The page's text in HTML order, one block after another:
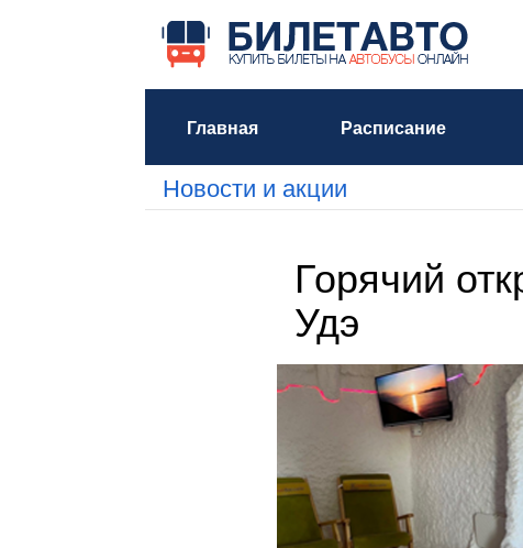
Главная Расписание
Новости и акции
Горячий
Удэ